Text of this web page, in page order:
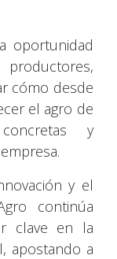
oportunidad
cómo desde
el agro de
y
y el
continúa
clave en la
apostando a